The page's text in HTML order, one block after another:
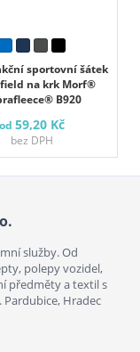
sportovní šátek
na krk Morf®
B920
od 59,20 Kč
bez DPH
služby. Od
polepy vozidel,
předměty a textil s
Hradec